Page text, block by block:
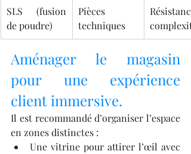
SLS (fusion
de poudre)
Pièces
techniques
complexité
Aménager le magasin
pour une expérience
client immersive.
Il est recommandé d’organiser l’espace
en zones distinctes :
Une vitrine pour attirer l’œil avec